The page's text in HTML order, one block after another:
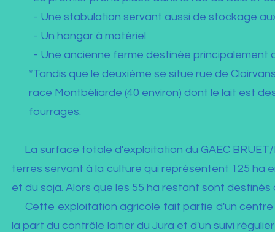
- Une stabulation servant aussi de stockage
- Un hangar à matériel
- Une ancienne ferme destinée principalement
*Tandis que le deuxième se situe rue de
race Montbéliarde (40 environ) dont le lait est
fourrages.
La surface totale d'exploitation du GAEC
terres servant à la culture qui représentent 125 ha
et du soja. Alors que les 55 ha restant sont
Cette exploitation agricole fait partie d'un centre
la part du contrôle laitier du Jura et d'un suivi